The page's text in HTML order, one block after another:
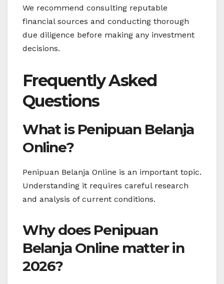
We recommend consulting reputable
financial sources and conducting thorough
due diligence before making any investment
decisions.
Frequently Asked
Questions
What is Penipuan Belanja
Online?
Penipuan Belanja Online is an important topic.
Understanding it requires careful research
and analysis of current conditions.
Why does Penipuan
Belanja Online matter in
2026?